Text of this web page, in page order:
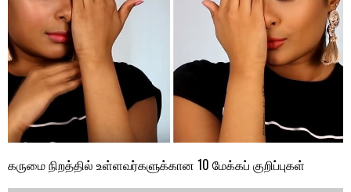
கருமை நிறத்தில் உள்ளவர்களுக்கான 10 மேக்கப் குறிப்புகள்